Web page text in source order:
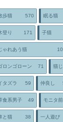
歩猫 570 眠る猫
登り 171 子猫
ゃれあう猫
ロンゴローン 71 猫じ
タズラ 59 仲良し
食系男子 49 モニタ
と猫 38 一人遊び